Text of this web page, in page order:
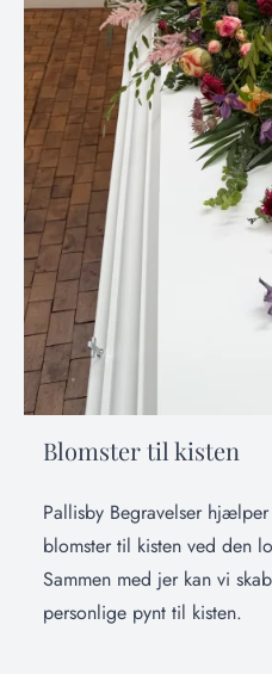
Blomster til kisten
Pallisby Begravelser
blomster til kisten ved den
Sammen med jer kan vi
personlige pynt til kisten.